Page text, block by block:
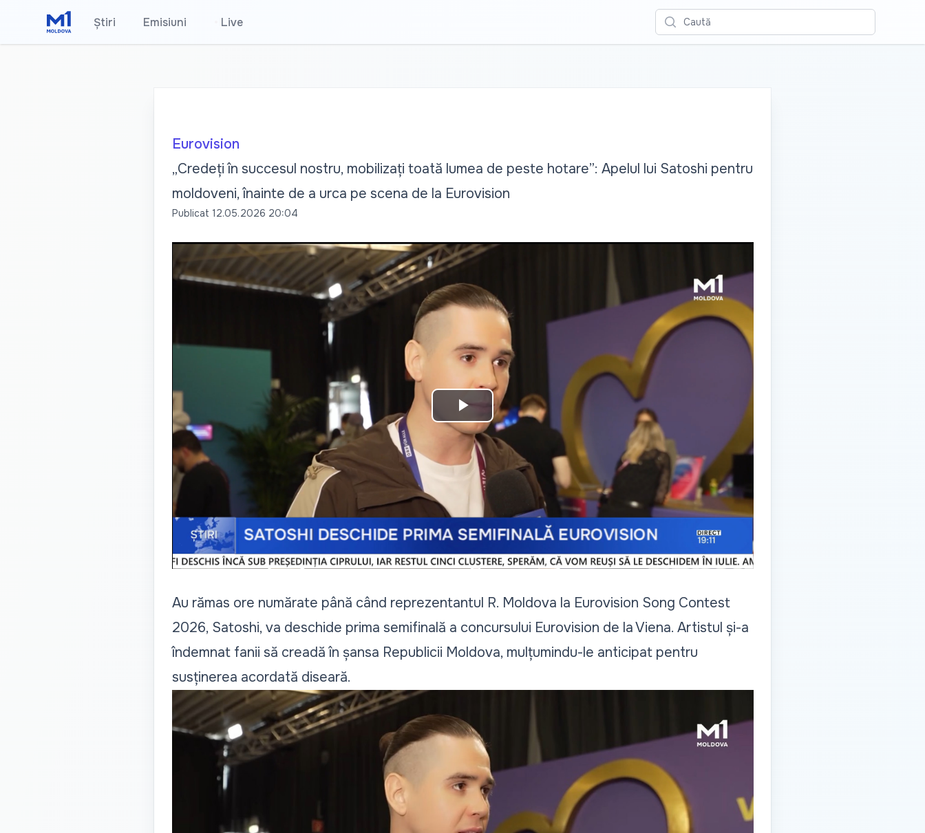
Știri Emisiuni Live Caută
Eurovision
„Credeți în succesul nostru, mobilizați toată lumea de peste hotare”: Apelul lui Satoshi pentru
moldoveni, înainte de a urca pe scena de la Eurovision
Publicat 12.05.2026 20:04
Play
Video
Au rămas ore numărate până când reprezentantul R. Moldova la Eurovision Song Contest
2026, Satoshi, va deschide prima semifinală a concursului Eurovision de la Viena. Artistul și-a
îndemnat fanii să creadă în șansa Republicii Moldova, mulțumindu-le anticipat pentru
susținerea acordată diseară.